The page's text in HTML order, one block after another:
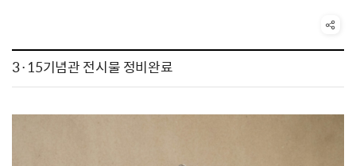
3·15기념관 전시물 정비완료